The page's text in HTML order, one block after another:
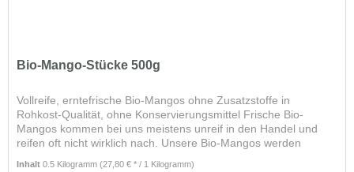
Bio-Mango-Stücke 500g
Vollreife, erntefrische Bio-Mangos ohne Zusatzstoffe in
Rohkost-Qualität, ohne Konservierungsmittel Frische Bio-
Mangos kommen bei uns meistens unreif in den Handel und
reifen oft nicht wirklich nach. Unsere Bio-Mangos werden
Inhalt0.5 Kilogramm(27,80 € * / 1 Kilogramm)